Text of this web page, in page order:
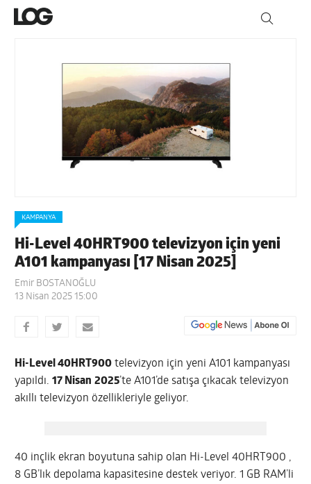
KAMPANYA
Hi-Level 40HRT900 televizyon için yeni
A101 kampanyası [17 Nisan 2025]
Emir BOSTANOĞLU
13 Nisan 2025 15:00
Hi-Level 40HRT900 televizyon için yeni A101 kampanyası
yapıldı.17 Nisan 2025’te A101’de satışa çıkacak televizyon
akıllı televizyon özellikleriyle geliyor.
40 inçlik ekran boyutuna sahip olan Hi-Level 40HRT900 ,
8 GB’lık depolama kapasitesine destek veriyor. 1 GB RAM’li